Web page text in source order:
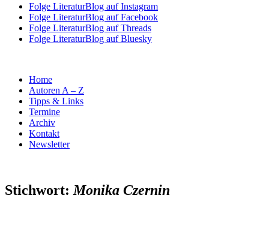
Folge LiteraturBlog auf Instagram
Folge LiteraturBlog auf Facebook
Folge LiteraturBlog auf Threads
Folge LiteraturBlog auf Bluesky
Home
Autoren A – Z
Tipps & Links
Termine
Archiv
Kontakt
Newsletter
Stichwort: Monika Czernin